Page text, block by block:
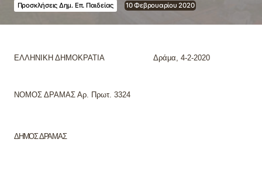
Προσκλήσεις Δημ. Επ. Παιδείας 10 Φεβρουαρίου 2020
ΕΛΛΗΝΙΚΗ ΔΗΜΟΚΡΑΤΙΑ Δράμα, 4-2-2020
ΝΟΜΟΣ ΔΡΑΜΑΣ Αρ. Πρωτ. 3324
ΔΗΜΟΣ ΔΡΑΜΑΣ